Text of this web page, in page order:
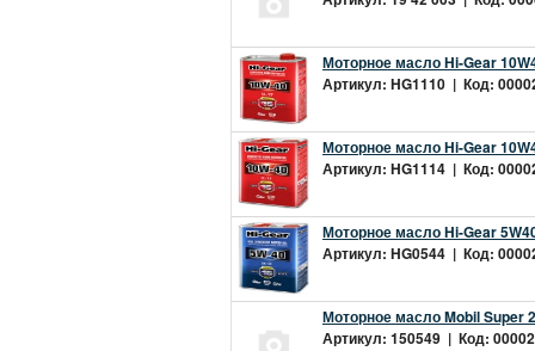
Моторное масло Hi-Gear
Артикул: HG1110 | Код:
Моторное масло Hi-Gear
Артикул: HG1114 | Код:
Моторное масло Hi-Gear
Артикул: HG0544 | Код:
Моторное масло Mobil Super
Артикул: 150549 | Код: